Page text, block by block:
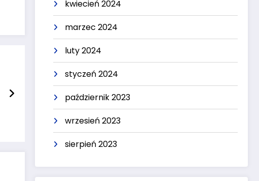
kwiecień 2024
marzec 2024
luty 2024
styczeń 2024
październik 2023
wrzesień 2023
sierpień 2023